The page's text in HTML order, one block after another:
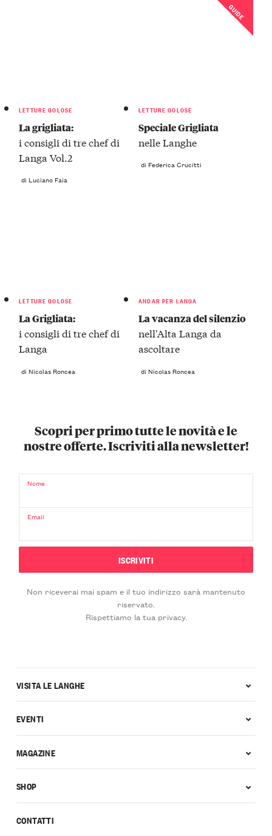
LETTURE GOLOSE
La grigliata:
i consigli di tre chef di
Langa Vol.2
di Luciano Faia
GUIDE
LETTURE GOLOSE
Speciale Grigliata
nelle Langhe
di Federica Crucitti
LETTURE GOLOSE
La Grigliata:
i consigli di tre chef di
Langa
di Nicolas Roncea
ANDAR PER LANGA
La vacanza del silenzio
nell'Alta Langa da
ascoltare
di Nicolas Roncea
Scopri per primo tutte le novità e le
nostre offerte. Iscriviti alla newsletter!
Nome
Email
Non riceverai mai spam e il tuo indirizzo sarà mantenuto
riservato.
Rispettiamo la tua privacy.
CONTATTI
VISITA LE LANGHE
EVENTI
MAGAZINE
SHOP